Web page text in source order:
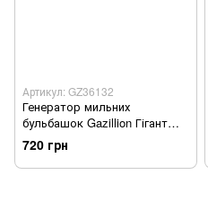
Артикул: GZ36132
Генератор мильних
бульбашок Gazillion Гігант
вентилятор, в наборі р-н
118мл GZ36132 - Уцінка
720 грн